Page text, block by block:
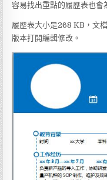
容易找出重點的履歷表也會
履歷表大小是268 KB，文
版本打開編輯修改。